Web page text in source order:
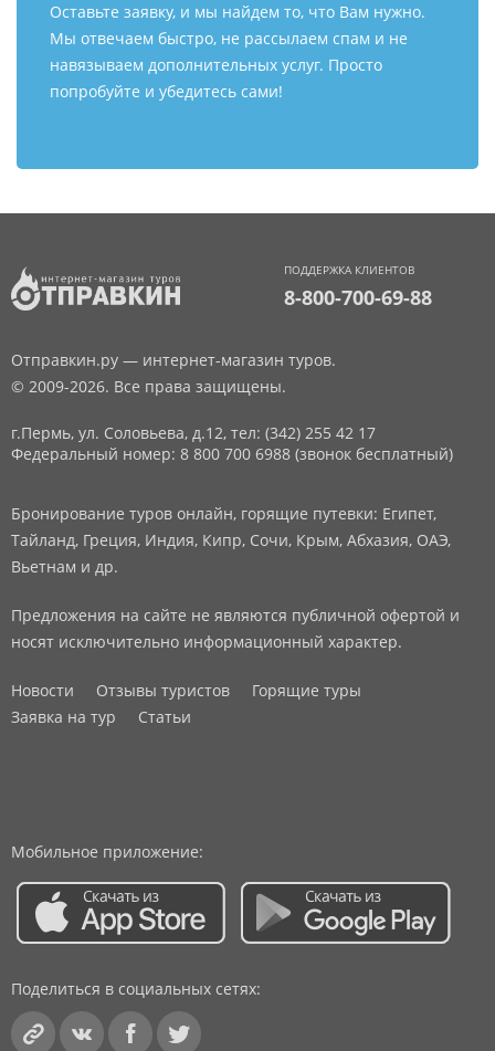
Оставьте заявку, и мы найдем то, что Вам нужно.
Мы отвечаем быстро, не рассылаем спам и не
навязываем дополнительных услуг. Просто
попробуйте и убедитесь сами!
ПОДДЕРЖКА КЛИЕНТОВ
8-800-700-69-88
Отправкин.ру — интернет-магазин туров.
© 2009-2026. Все права защищены.
г.Пермь, ул. Соловьева, д.12, тел: (342) 255 42 17
Федеральный номер: 8 800 700 6988 (звонок бесплатный)
Бронирование туров онлайн, горящие путевки: Египет,
Тайланд, Греция, Индия, Кипр, Сочи, Крым, Абхазия, ОАЭ,
Вьетнам и др.
Предложения на сайте не являются публичной офертой и
носят исключительно информационный характер.
Новости Отзывы туристов
Горящие туры
Заявка на тур
Статьи
Мобильное приложение:
Поделиться в социальных сетях: